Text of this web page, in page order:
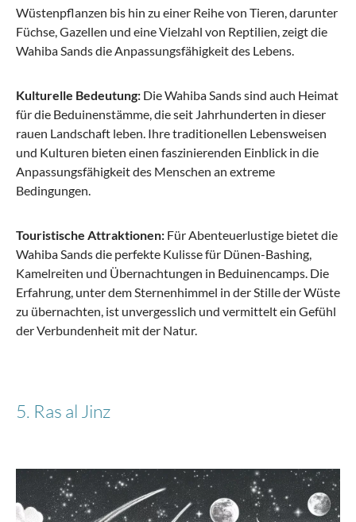
Wüstenpflanzen bis hin zu einer Reihe von Tieren, darunter
Füchse, Gazellen und eine Vielzahl von Reptilien, zeigt die
Wahiba Sands die Anpassungsfähigkeit des Lebens.
Kulturelle Bedeutung: Die Wahiba Sands sind auch Heimat
für die Beduinenstämme, die seit Jahrhunderten in dieser
rauen Landschaft leben. Ihre traditionellen Lebensweisen
und Kulturen bieten einen faszinierenden Einblick in die
Anpassungsfähigkeit des Menschen an extreme
Bedingungen.
Touristische Attraktionen: Für Abenteuerlustige bietet die
Wahiba Sands die perfekte Kulisse für Dünen-Bashing,
Kamelreiten und Übernachtungen in Beduinencamps. Die
Erfahrung, unter dem Sternenhimmel in der Stille der Wüste
zu übernachten, ist unvergesslich und vermittelt ein Gefühl
der Verbundenheit mit der Natur.
5. Ras al Jinz